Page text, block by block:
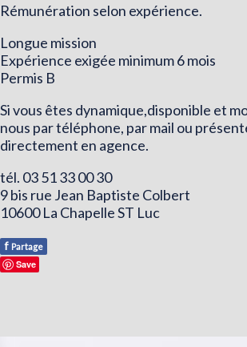
Rémunération selon expérience.
Longue mission
Expérience exigée minimum 6 mois
Permis B
Si vous êtes dynamique,disponible et
nous par téléphone, par mail ou
directement en agence.
tél. 03 51 33 00 30
9 bis rue Jean Baptiste Colbert
10600 La Chapelle ST Luc
f Partage
Save